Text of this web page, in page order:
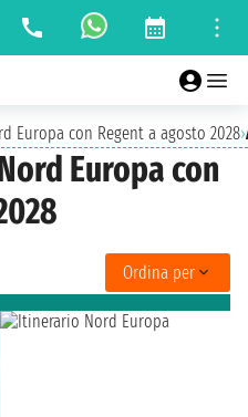
Europa con Regent a agosto 2028›
Europa con
Ordina per